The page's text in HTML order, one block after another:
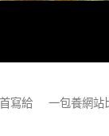
寫給
一包養網站